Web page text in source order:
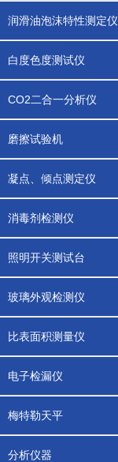
润滑油泡沫特性测定仪
白度色度测试仪
CO2二合一分析仪
磨擦试验机
凝点、倾点测定仪
消毒剂检测仪
照明开关测试台
玻璃外观检测仪
比表面积测量仪
电子检漏仪
梅特勒天平
分析仪器